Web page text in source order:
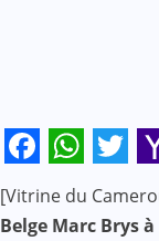
[Vitrine du
Belge Marc Brys